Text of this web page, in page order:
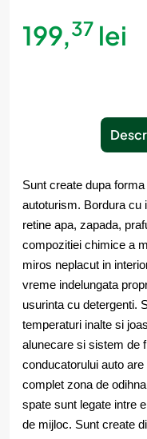
199,37 lei
Sunt create dupa
autoturism. Bordura cu
retine apa, zapada,
compozitiei chimice a
miros neplacut in
vreme indelungata
usurinta cu detergenti.
temperaturi inalte si
alunecare si sistem de
conducatorului auto
complet zona de
spate sunt legate intre
de mijloc. Sunt create